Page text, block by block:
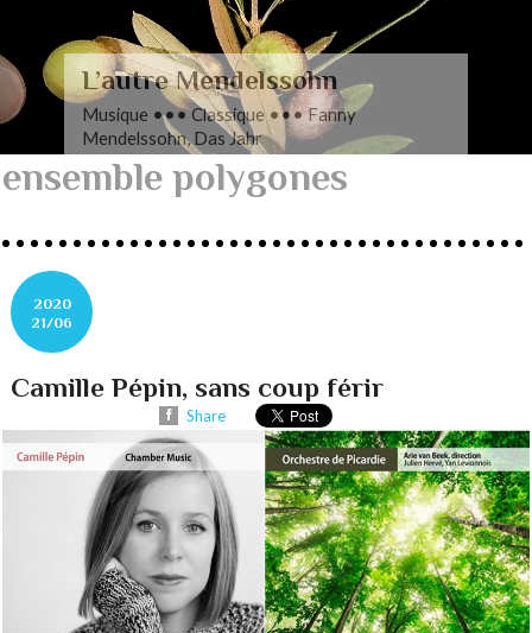
L’autre Mendelssohn
Musique ••• Classique ••• Fanny
Mendelssohn, Das Jahr
ensemble polygones
2020
21/06
Camille Pépin, sans coup férir
Share